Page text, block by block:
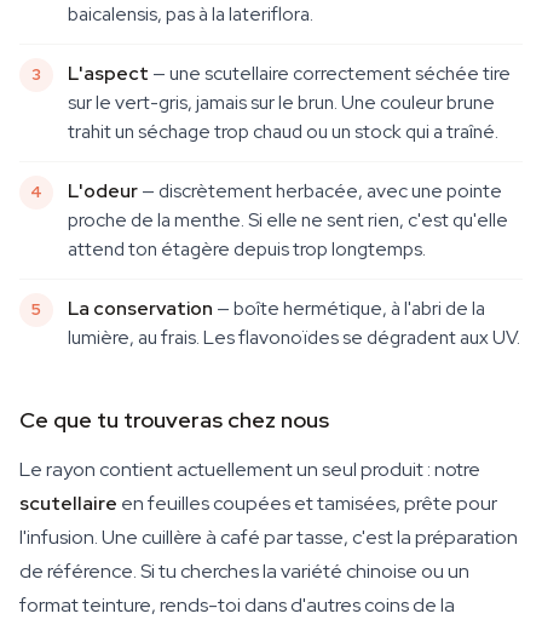
baicalensis, pas à la lateriflora.
L'aspect — une scutellaire correctement séchée tire
sur le vert-gris, jamais sur le brun. Une couleur brune
trahit un séchage trop chaud ou un stock qui a traîné.
L'odeur— discrètement herbacée, avec une pointe
proche de la menthe. Si elle ne sent rien, c'est qu'elle
attend ton étagère depuis trop longtemps.
La conservation — boîte hermétique, à l'abri de la
lumière, au frais. Les flavonoïdes se dégradent aux UV.
Ce que tu trouveras chez nous
Le rayon contient actuellement un seul produit : notre
scutellaire en feuilles coupées et tamisées, prête pour
l'infusion. Une cuillère à café par tasse, c'est la préparation
de référence. Si tu cherches la variété chinoise ou un
format teinture, rends-toi dans d'autres coins de la